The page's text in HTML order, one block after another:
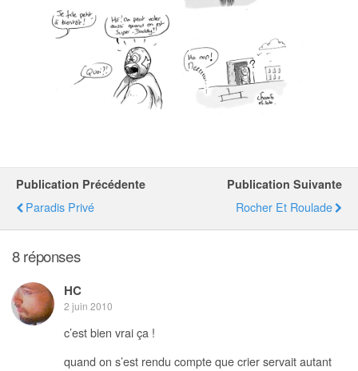
Publication Précédente
Paradis Privé
Publication Suivante
Rocher Et Roulade
8 réponses
HC
2 juin 2010
c’est bien vrai ça !
quand on s’est rendu compte que crier servait autant